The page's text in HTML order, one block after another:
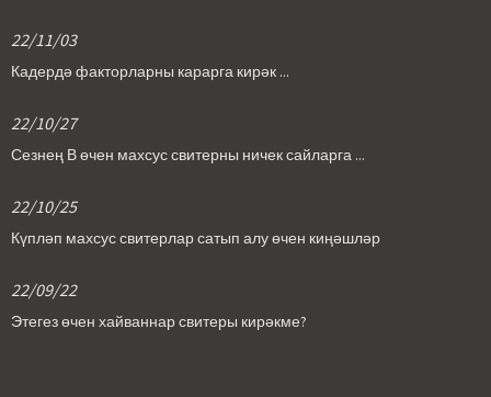
22/11/03
Кадердә факторларны карарга кирәк ...
22/10/27
Сезнең В өчен махсус свитерны ничек сайларга ...
22/10/25
Күпләп махсус свитерлар сатып алу өчен киңәшләр
22/09/22
Этегез өчен хайваннар свитеры кирәкме?